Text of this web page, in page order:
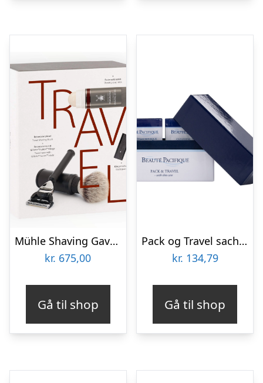
Mühle Shaving Gaveæske med Rejsebørste, Rejseskraber og Shave Stick, Travel
kr. 675,00
Gå til shop
Pack og Travel sachetter Beauté Pacifique renseskum,øjencreme,dagcreme,body
kr. 134,79
Gå til shop